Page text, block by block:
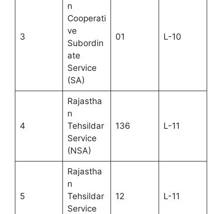
3
n
Cooperati
ve
Subordin
ate
Service
(SA)
01 L-10
4
Rajastha
n
Tehsildar
Service
(NSA)
136 L-11
5
Rajastha
n
Tehsildar
Service
12 L-11